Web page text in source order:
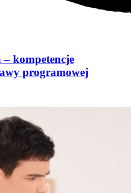
kompetencje
programowej